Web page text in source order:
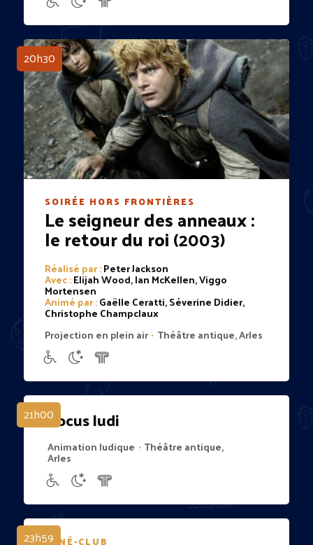
20h30
SOIRÉE HORS FRONTIÈRES
Le seigneur des anneaux :
le retour du roi(2003)
Réalisé par :Peter Jackson
Avec :Elijah Wood, Ian McKellen, Viggo
Mortensen
Animé par :Gaëlle Ceratti, Séverine Didier,
Christophe Champclaux
Projection en plein air • Théâtre antique, Arles
21h00Locus ludi
Animation ludique • Théâtre antique,
Arles
23h59CINÉ-CLUB